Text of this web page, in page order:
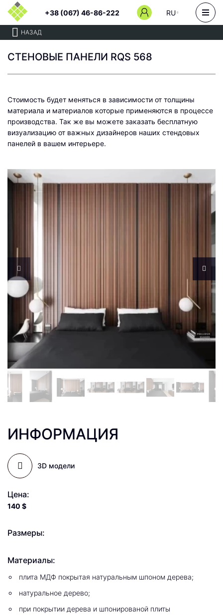
+38 (067) 46-86-222 RU
НАЗАД
СТЕНОВЫЕ ПАНЕЛИ RQS 568
Стоимость будет меняться в зависимости от толщины
материала и материалов которые применяются в процессе
производства. Так же вы можете заказать бесплатную
визуализацию от важных дизайнеров наших стендовых
панелей в вашем интерьере.
ИНФОРМАЦИЯ
3D модели
Цена:
140 $
Размеры:
Материалы:
плита МДФ покрытая натуральным шпоном дерева;
натуральное дерево;
при покрытии дерева и шпонированой плиты